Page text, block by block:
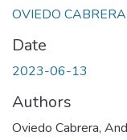
OVIEDO
Date
2023-06-13
Authors
Oviedo Cabrera,